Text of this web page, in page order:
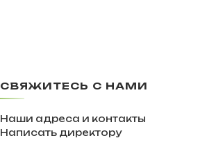
СВЯЖИТЕСЬ С НАМИ
Наши адреса и контакты
Написать директору